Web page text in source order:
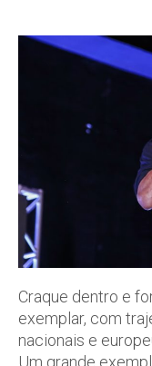
Craque dentro e
exemplar, com
nacionais e
Um grande